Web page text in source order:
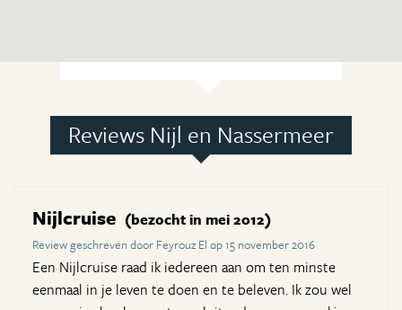
Reviews Nijl en Nassermeer
Nijlcruise (bezocht in mei 2012)
Review geschreven door Feyrouz El op 15 november 2016
Een Nijlcruise raad ik iedereen aan om ten minste
eenmaal in je leven te doen en te beleven. Ik zou wel